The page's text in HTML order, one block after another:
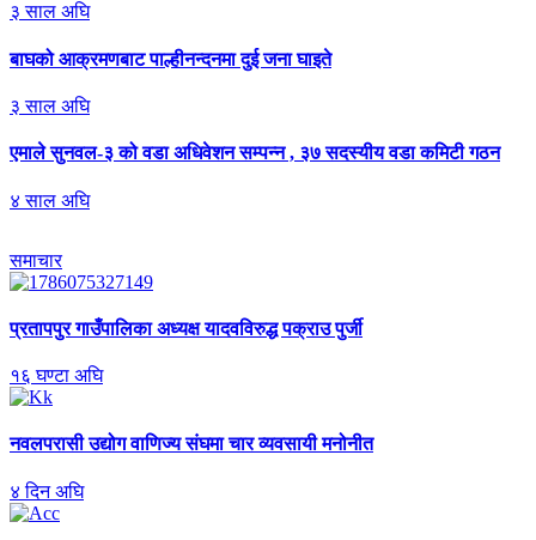
३ साल अघि
बाघकोआक्रमणबाट पाल्हीनन्दनमा दुई जना घाइते
३ साल अघि
एमालेसुनवल-३ को वडा अधिवेशन सम्पन्न , ३७ सदस्यीय वडा कमिटी गठन
४ साल अघि
समाचार
प्रतापपुरगाउँपालिका अध्यक्ष यादवविरुद्ध पक्राउ पुर्जी
१६ घण्टा अघि
नवलपरासीउद्योग वाणिज्य संघमा चार व्यवसायी मनोनीत
४ दिन अघि